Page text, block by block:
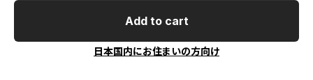
Add to cart
日本国内にお住まいの方向け